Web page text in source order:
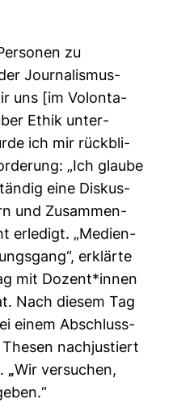
zu
Jour­na­lis­mus­
uns [im Volon­ta­
Ethik unter­
ich mir rück­bli­
„Ich glaube
eine Dis­kus­
und Zusam­men­
erle­digt. „Medi­en­
erklärte
mit Dozent*innen
Nach diesem Tag
einem Abschluss­
nach­jus­tiert
„Wir ver­su­chen,